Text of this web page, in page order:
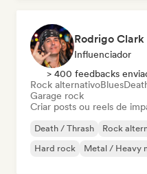
Rodrigo
Influenciador
> 400 feedbacks
Rock alternativoBlues
Garage rock
Criar posts ou reels de
Death / Thrash Rock
Hard rock
Metal / Heavy